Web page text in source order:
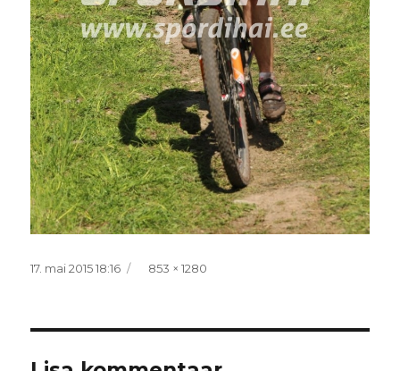
Postitatud
17. mai 2015 18:16 Täissuurus
853 × 1280